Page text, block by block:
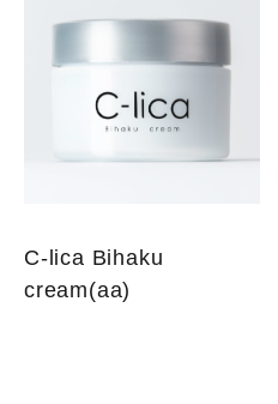
C-lica Bihaku
cream(aa)